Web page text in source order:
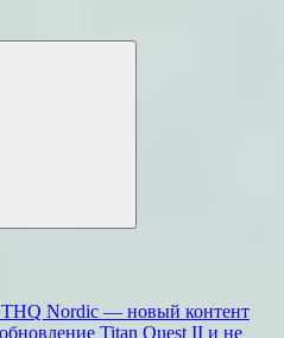
Nordic — новый контент
Titan Quest II и не